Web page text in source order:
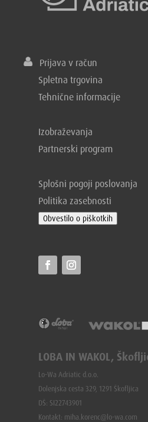
Prijava v račun
Spletna trgovina
Tehnične informacije
Izobraževanja
Partnerski program
Splošni pogoji poslovanja
Politika zasebnosti
Obvestilo o piškotkih
LOBA IN WAKOL,
Lo-Wa Adriatic d.o.o.
Dolenjska cesta 329, 1291 Škofljica
DŠ: SI22743901
Kontakt: miha.korenc@lo-wa.com